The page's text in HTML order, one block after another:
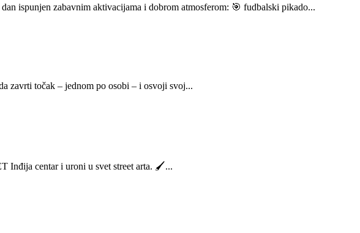
ispunjen zabavnim aktivacijama i dobrom atmosferom: 🎯 fudbalski pikado...
zavrti točak – jednom po osobi – i osvoji svoj...
Inđija centar i uroni u svet street arta. 🖌️...